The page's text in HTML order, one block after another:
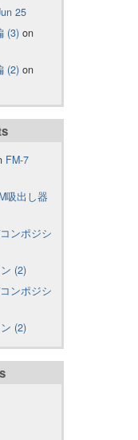
25
(3) on
(2) on
FM-7
吸出し器
ンポジシ
(2)
ンポジシ
(2)